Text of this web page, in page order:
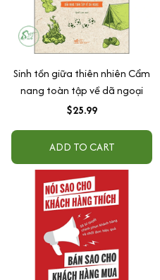
Sinh tồn giữa thiên nhiên Cẩm
nang toàn tập về dã ngoại
$25.99
ADD TO CART